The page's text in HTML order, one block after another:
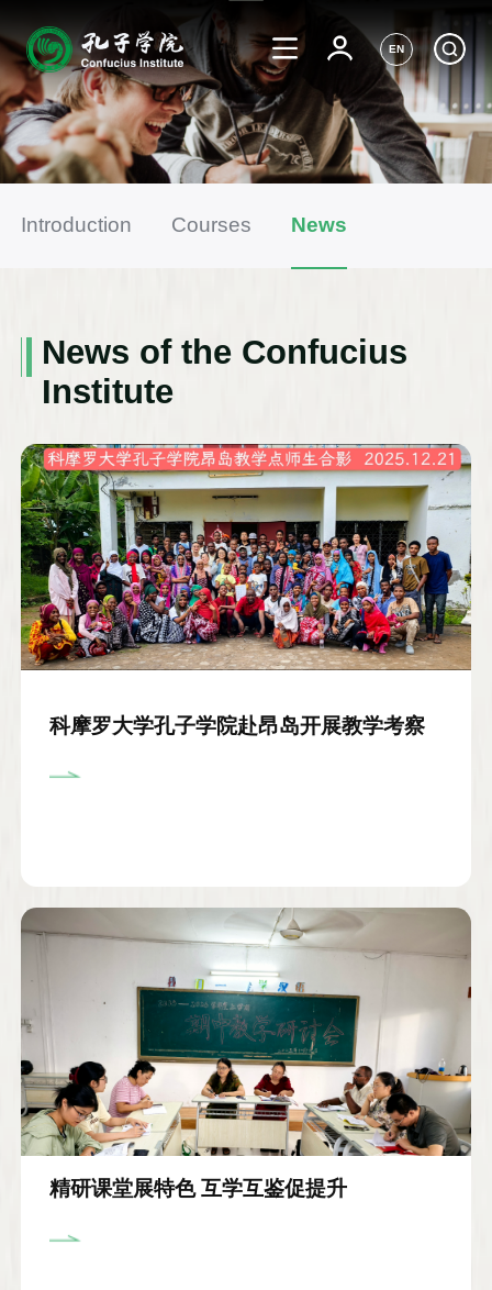
EN
Introduction Courses News
News of the Confucius
Institute
科摩罗大学孔子学院赴昂岛开展教学考察
精研课堂展特色 互学互鉴促提升